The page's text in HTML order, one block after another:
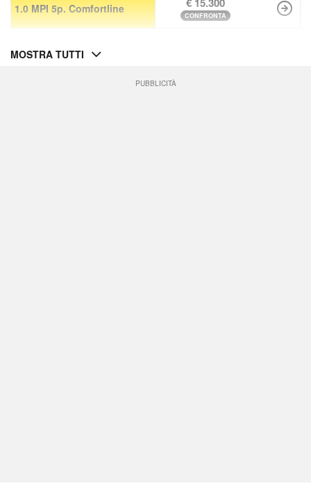
1.0 MPI 5p. Comfortline
CONFRONTA
MOSTRA TUTTI
PUBBLICITÀ